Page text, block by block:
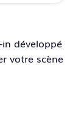
développé
votre scène